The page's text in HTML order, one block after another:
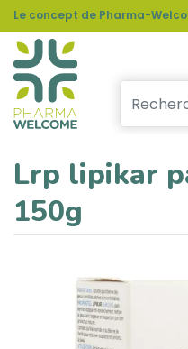
Le concept de Pharma-
Lrp lipikar
150g